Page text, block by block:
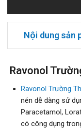
Nội dung sản
Ravonol
Ravonol Trường
nén dễ dàng sử
Paracetamol,
có công dụng